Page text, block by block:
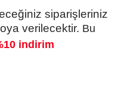
siparişleriniz
verilecektir. Bu
indirim